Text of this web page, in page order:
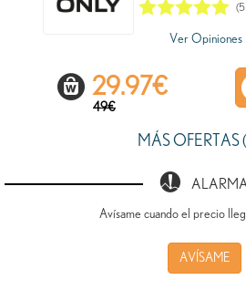
(5
Ver Opiniones
49€
29.97€
MÁS OFERTAS
Avísame cuando el precio
AVÍSAME